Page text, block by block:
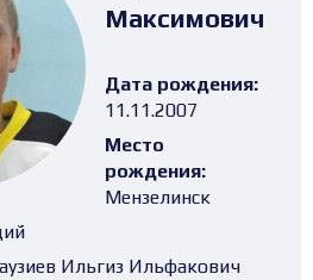
Максимович
Дата рождения:
11.11.2007
Место
рождения:
Мензелинск
Ильгиз Ильфакович